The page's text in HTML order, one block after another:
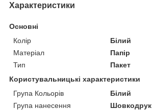
Характеристики
Основні
Колір
Білий
Матеріал
Папір
Тип
Пакет
Користувальницькі характеристики
Група Кольорів
Білий
Група нанесення
Шовкодрук